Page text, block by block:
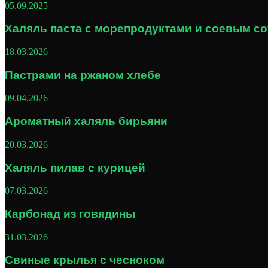
05.09.2025
Халяль паста с морепродуктами и соевым
18.03.2026
Пастрами на ржаном хлебе
09.04.2026
Ароматный халяль бирьяни
20.03.2026
Халяль пилав с курицей
07.03.2026
Карбонад из говядины
31.03.2026
Свиные крылья с чесноком